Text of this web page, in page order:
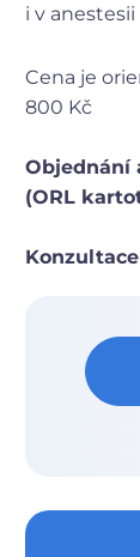
i v
Cena je
800 Kč
Objednání
(ORL